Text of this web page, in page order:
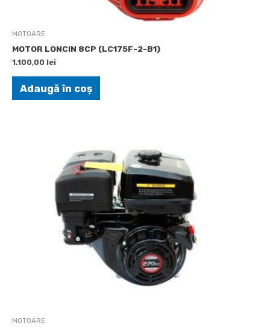
MOTOARE
MOTOR LONCIN 8CP (LC175F-2-B1)
1.100,00 lei
Adaugă în coș
MOTOARE